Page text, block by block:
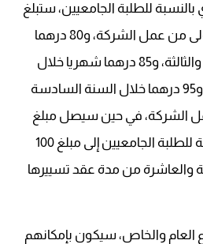
للطلبة الجامعيين، ستبلغ
70 درهما خلال السنة الأولى من عمل الشركة، و80 درهما
شهريا خلال السنة الثانية والثالثة، و85 درهما شهريا خلال
السنة الرابعة والخامسة، و95 درهما خلال السنة السادسة
الشركة، في حين سيصل مبلغ
الاشتراك الشهري بالنسبة للطلبة الجامعيين إلى مبلغ 100
والعاشرة من مدة عقد تسييرها
العام والخاص، سيكون بإمكانهم